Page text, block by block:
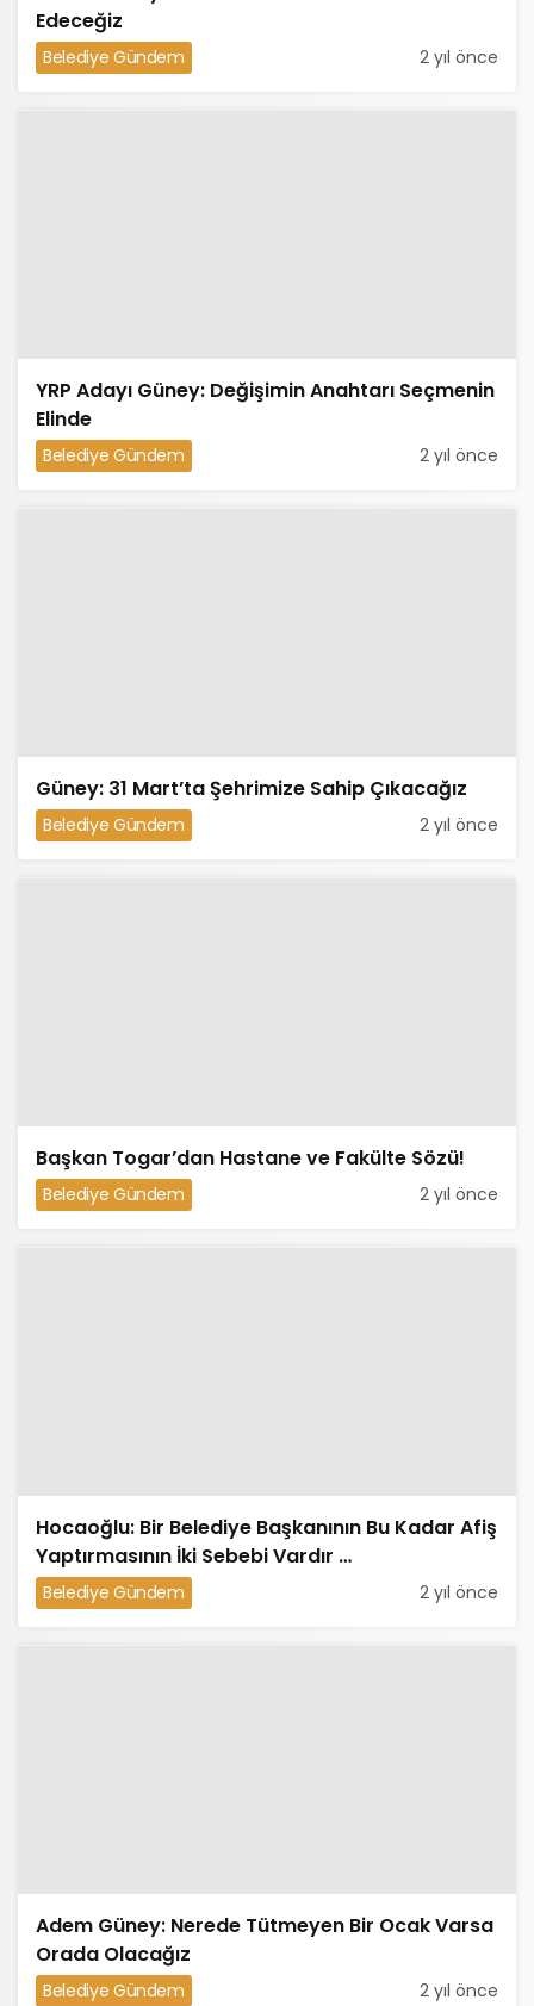
Edeceğiz
Belediye Gündem 2 yıl önce
YRP Adayı Güney: Değişimin Anahtarı Seçmenin
Elinde
Belediye Gündem 2 yıl önce
Güney: 31 Mart’ta Şehrimize Sahip Çıkacağız
Belediye Gündem 2 yıl önce
Başkan Togar’dan Hastane ve Fakülte Sözü!
Belediye Gündem 2 yıl önce
Hocaoğlu: Bir Belediye Başkanının Bu Kadar Afiş
Yaptırmasının İki Sebebi Vardır …
Belediye Gündem 2 yıl önce
Adem Güney: Nerede Tütmeyen Bir Ocak Varsa
Orada Olacağız
Belediye Gündem 2 yıl önce